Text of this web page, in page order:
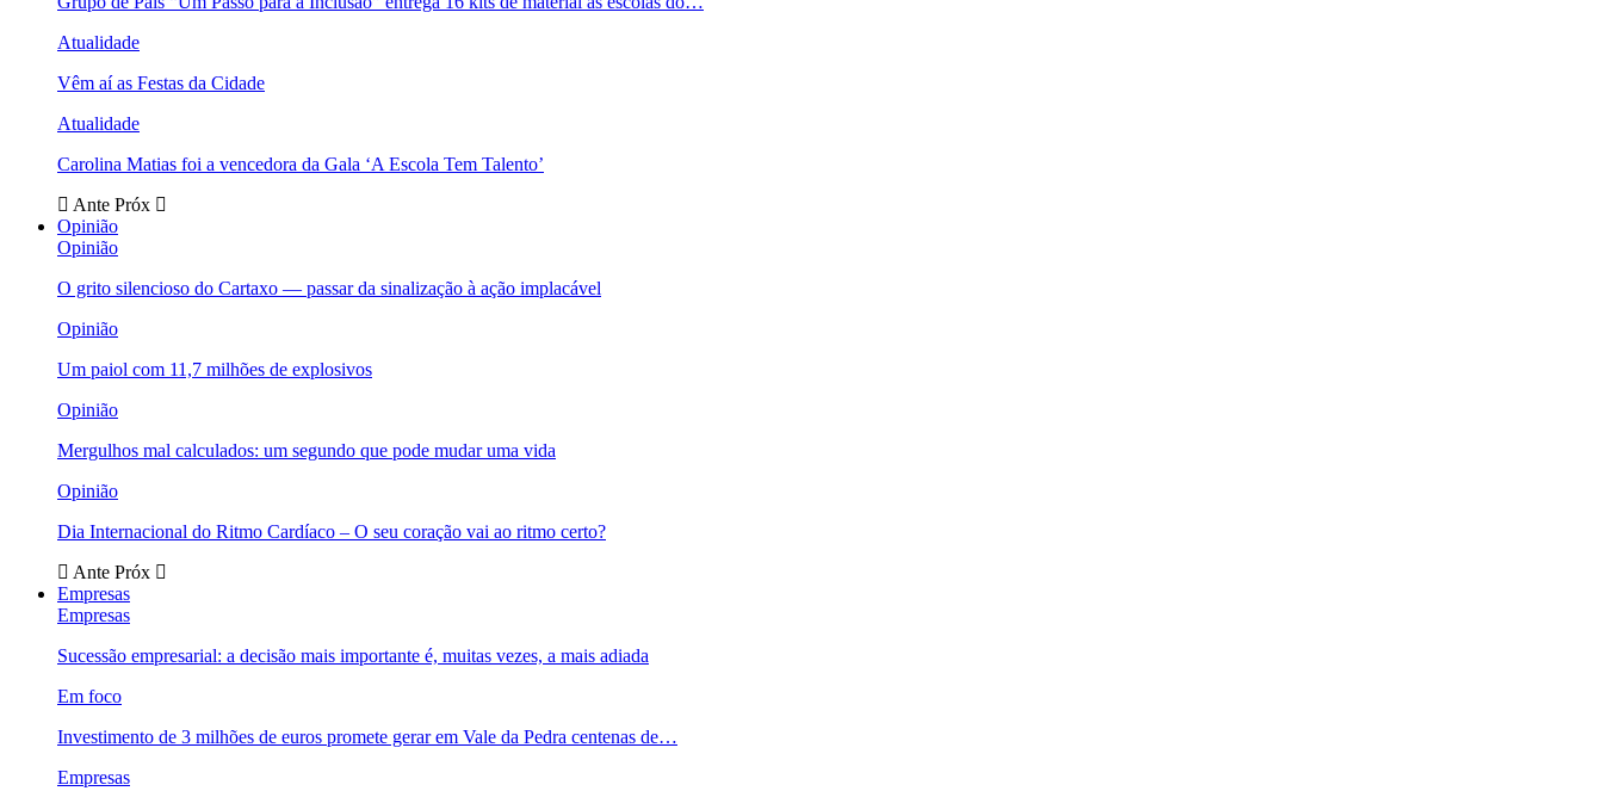
Atualidade
Vêm aí as Festas da Cidade
Atualidade
Carolina Matias foi a vencedora da Gala ‘A Escola Tem Talento’
Ante Próx
Opinião
Opinião
O grito silencioso do Cartaxo — passar da sinalização à ação implacável
Opinião
Um paiol com 11,7 milhões de explosivos
Opinião
Mergulhos mal calculados: um segundo que pode mudar uma vida
Opinião
Dia Internacional do Ritmo Cardíaco – O seu coração vai ao ritmo certo?
Ante Próx
Empresas
Empresas
Sucessão empresarial: a decisão mais importante é, muitas vezes, a mais adiada
Em foco
Investimento de 3 milhões de euros promete gerar em Vale da Pedra centenas de…
Empresas